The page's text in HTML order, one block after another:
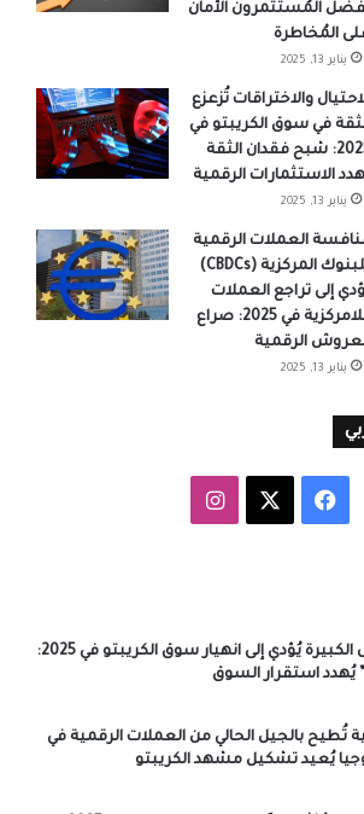
المُستثمرون الأمان
المُخاطرة
يناير 13, 2025
والاختراقات تُزعزع
في سوق الكريبتو في
2025: شبح فقدان الثقة
الاستثمارات الرقمية
يناير 13, 2025
العملات الرقمية
للبنوك المركزية (CBDCs)
إلى تراجع العملات
اللامركزية في 2025: صراع
الرقمية
يناير 13, 2025
فيسبوك انستقرام
انهيار منصات التداول الكبيرة يُؤدي إلى انهيار سوق الكريبتو في 2025:
يُهدد استقرار السوق
تُطيح بالجيل الحالي من العملات الرقمية في